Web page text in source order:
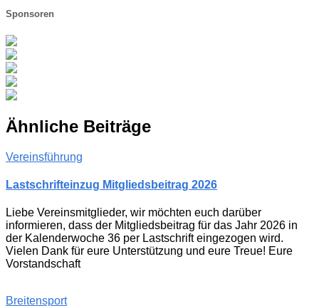
Sponsoren
Ähnliche Beiträge
Vereinsführung
Lastschrifteinzug Mitgliedsbeitrag 2026
Liebe Vereinsmitglieder, wir möchten euch darüber
informieren, dass der Mitgliedsbeitrag für das Jahr 2026 in
der Kalenderwoche 36 per Lastschrift eingezogen wird.
Vielen Dank für eure Unterstützung und eure Treue! Eure
Vorstandschaft
Breitensport